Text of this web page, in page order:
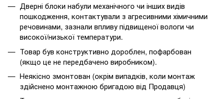
Дверні блоки набули механічного чи інших видів
пошкодження, контактували з агресивними хімичними
речовинами, зазнали впливу підвищеної вологи чи
високої/низької температури.
Товар був конструктивно дороблен, пофарбован
(якщо це не передбачено виробником).
Неякісно змонтован (окрім випадків, коли монтаж
здійснено монтажною бригадою від Продавця)